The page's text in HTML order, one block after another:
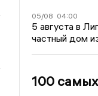
05/08 04:00
5 августа в
частный дом
100